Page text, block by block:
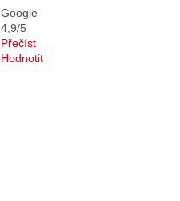
Google
4,9/5
Přečíst
Hodnotit